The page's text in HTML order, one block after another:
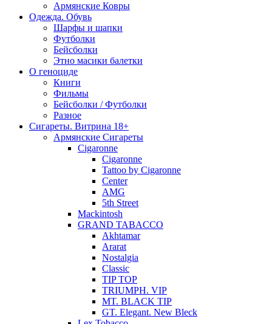
Армянские Ковры
Одежда. Обувь
Шарфы и шапки
Футболки
Бейсболки
Этно масики балетки
О геноциде
Книги
Фильмы
Бейсболки / Футболки
Разное
Сигареты. Витрина 18+
Армянские Сигареты
Cigaronne
Cigaronne
Tattoo by Cigaronne
Center
AMG
5th Street
Mackintosh
GRAND TABACCO
Akhtamar
Ararat
Nostalgia
Classic
TIP TOP
TRIUMPH. VIP
MT. BLACK TIP
GT. Elegant. New Bleck